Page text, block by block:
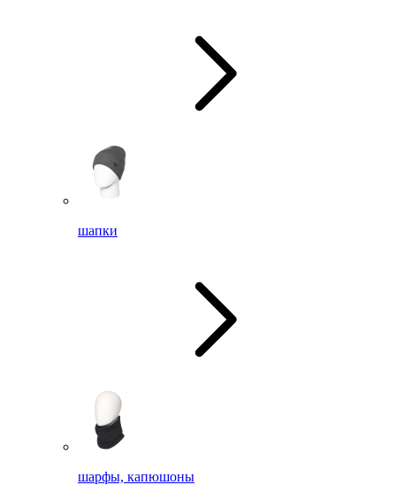
шапки
шарфы, капюшоны